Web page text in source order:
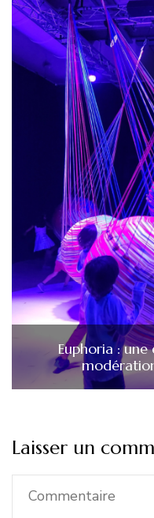
Euphoria : une
Laisser un